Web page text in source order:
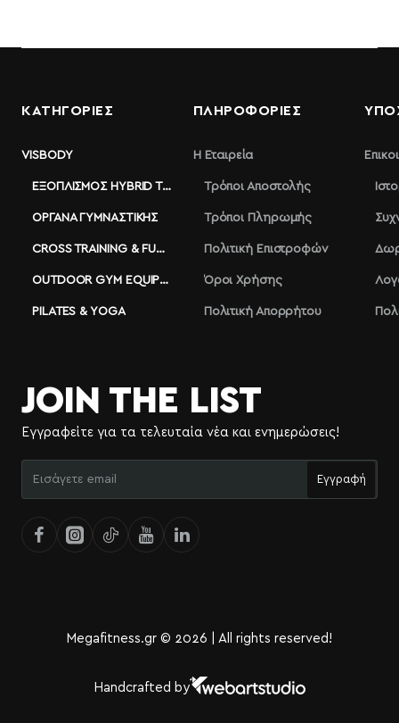
ΚΑΤΗΓΟΡΙΕΣ
VISBODY
ΕΞΟΠΛΙΣΜΌΣ HYBRID TRAINING
ΌΡΓΑΝΑ ΓΥΜΝΑΣΤΙΚΉΣ
CROSS TRAINING & FUNCTIONAL
OUTDOOR GYM EQUIPMENT
PILATES & YOGA
ΠΛΗΡΟΦΟΡΊΕΣ
Η Εταιρεία
Τρόποι Αποστολής
Τρόποι Πληρωμής
Πολιτική Επιστροφών
Όροι Χρήσης
Πολιτική Απορρήτου
JOIN THE LIST
Εγγραφείτε για τα τελευταία νέα και ενημερώσεις!
email
Εγγραφή
Megafitness.gr © 2026 | All rights reserved!
Handcrafted by